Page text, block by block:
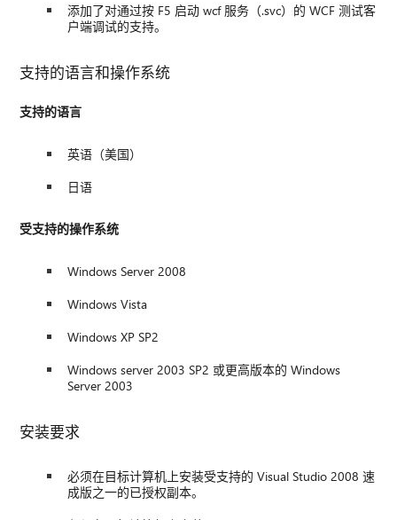
添加了对通过按 F5 启动 wcf 服务（.svc）的 WCF 测试客
户端调试的支持。
支持的语言和操作系统
支持的语言
英语（美国）
日语
受支持的操作系统
Windows Server 2008
Windows Vista
Windows XP SP2
Windows server 2003 SP2 或更高版本的 Windows
Server 2003
安装要求
必须在目标计算机上安装受支持的 Visual Studio 2008 速
成版之一的已授权副本。